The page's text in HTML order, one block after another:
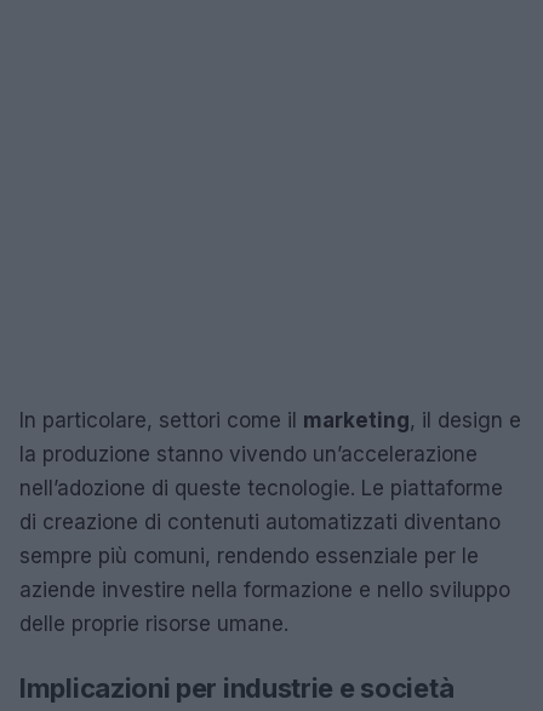
In particolare, settori come il marketing, il design e
la produzione stanno vivendo un’accelerazione
nell’adozione di queste tecnologie. Le piattaforme
di creazione di contenuti automatizzati diventano
sempre più comuni, rendendo essenziale per le
aziende investire nella formazione e nello sviluppo
delle proprie risorse umane.
Implicazioni per industrie e società